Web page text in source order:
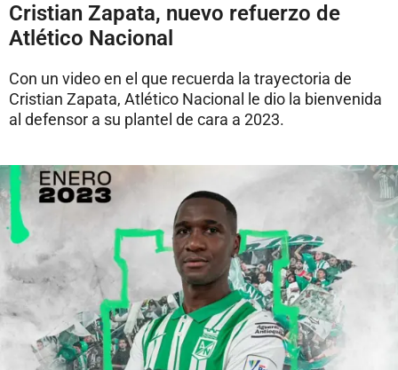
Cristian Zapata, nuevo refuerzo de
Atlético Nacional
Con un video en el que recuerda la trayectoria de
Cristian Zapata, Atlético Nacional le dio la bienvenida
al defensor a su plantel de cara a 2023.